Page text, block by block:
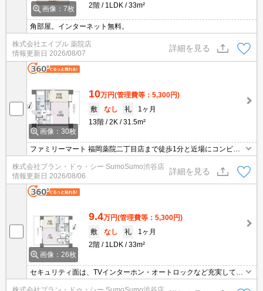
画像：7枚
2階
1LDK 33m²
角部屋。インターネット無料。
株式会社エイブル 薬院店
情報更新日 2026/08/07
詳細を見る
画像：30枚
10万円(管理費等：5,300円)
敷
なし 礼
1ヶ月
13階
2K 31.5m²
ファミリーマート 福岡薬院二丁目店まで徒歩1分と近場にコンビニ
ーホンなどを設置しているので安全面でも優れております。只今ご
紹介させて頂いているこちらの物件、13階のお部屋となっておりま
す。
株式会社プラン・ドゥ・シー SumoSumo渋谷店
情報更新日 2026/08/06
詳細を見る
画像：26枚
9.4万円(管理費等：5,300円)
敷
なし 礼
1ヶ月
2階
1LDK 33m²
セキュリティ面は、TVインターホン・オートロックなど充実してい
るので、防犯対策もばっちりです。収納はシューズボックス・クロ
株式会社プラン・ドゥ・シー SumoSumo渋谷店